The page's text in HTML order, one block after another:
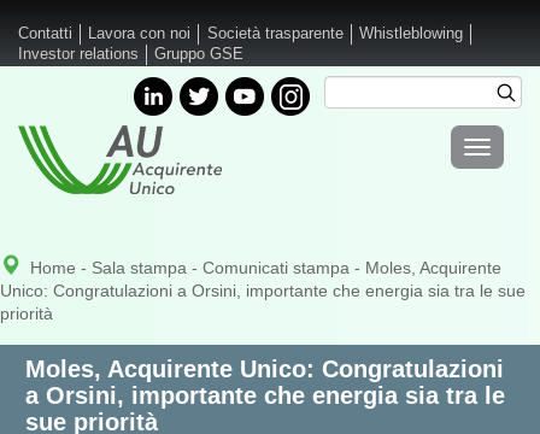
Contatti Lavora con noi Società trasparente
Whistleblowing
Investor relations
Gruppo GSE
Form di
Toggle
Home - Sala stampa - Comunicati stampa - Moles, Acquirente
Unico: Congratulazioni a Orsini, importante che energia sia tra le sue
priorità
Moles, Acquirente Unico: Congratulazioni
a Orsini, importante che energia sia tra le
sue priorità